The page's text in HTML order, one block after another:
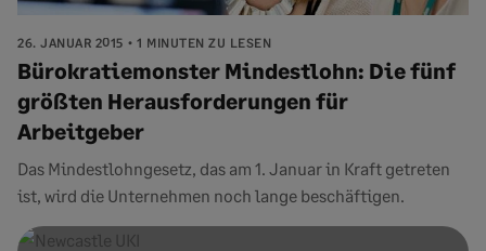
26. JANUAR 2015 1 MINUTEN ZU LESEN
Bürokratiemonster Mindestlohn: Die fünf
größten Herausforderungen für
Arbeitgeber
Das Mindestlohngesetz, das am 1. Januar in Kraft getreten
ist, wird die Unternehmen noch lange beschäftigen.